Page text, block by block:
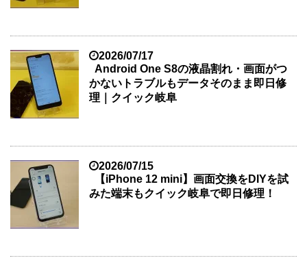
2026/07/17
Android One S8の液晶割れ・画面がつ
かないトラブルもデータそのまま即日修
理｜クイック岐阜
2026/07/15
【iPhone 12 mini】画面交換をDIYを試
みた端末もクイック岐阜で即日修理！